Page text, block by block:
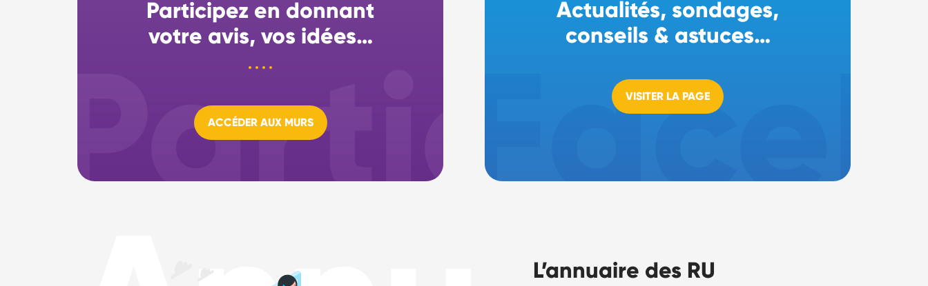
Participez en donnant
votre avis, vos idées…
ACCÉDER AUX MURS
Actualités, sondages,
conseils & astuces…
VISITER LA PAGE
L’annuaire des RU